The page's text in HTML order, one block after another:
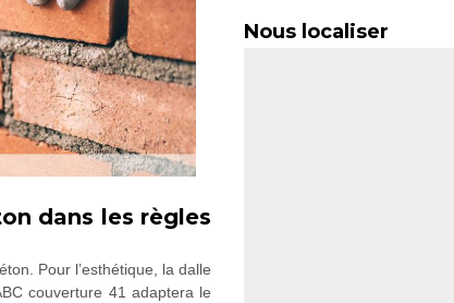
dans les règles
Pour l’esthétique, la dalle
couverture 41 adaptera le
Nous localiser